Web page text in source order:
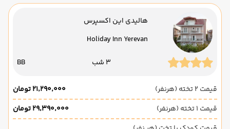
هالیدی این اکسپرس
Holiday Inn Yerevan
3 شب BB
قیمت 2 تخته (هرنفر)
۲۱٬۲۹۰٬۰۰۰ تومان
قیمت 1 تخته (هرنفر)
۲۹٬۳۹۰٬۰۰۰ تومان